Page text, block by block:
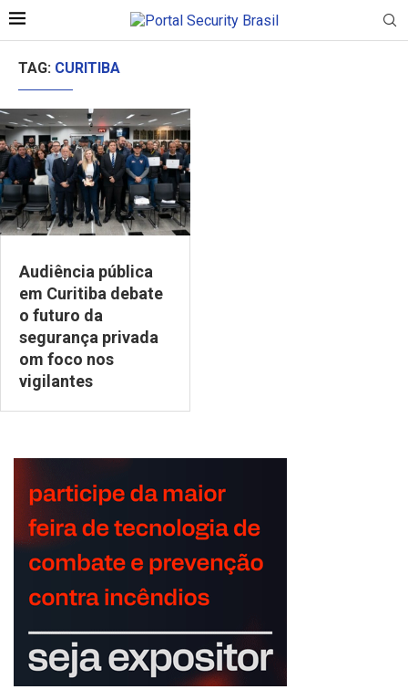
TAG: CURITIBA
Audiência pública
em Curitiba debate
o futuro da
segurança privada
om foco nos
vigilantes